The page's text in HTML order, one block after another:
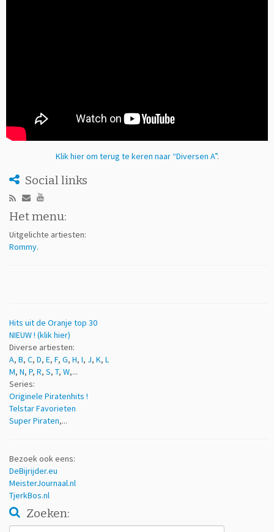
Klik hier om terug te keren naar “Diversen A”.
Social links
Het menu:
Uitgelichte artiesten:
Rommy.
Hits uit de Oranje top 30
NIEUW ! (klik hier)
Diverse artiesten:
A, B, C, D, E, F, G, H, I, J, K, L
M, N, P, R, S, T, W,...
Series:
Originele Piratenhits !
Telstar Favorieten
Super Piraten,...
Bezoek ook eens:
DeBijrijder.eu
MeisterJournaal.nl
TjerkBos.nl
Zoeken: